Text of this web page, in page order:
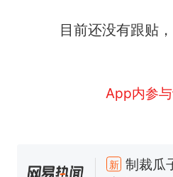
目前还没有跟贴
App内参
热 那个在
因老师一
费大厨“全